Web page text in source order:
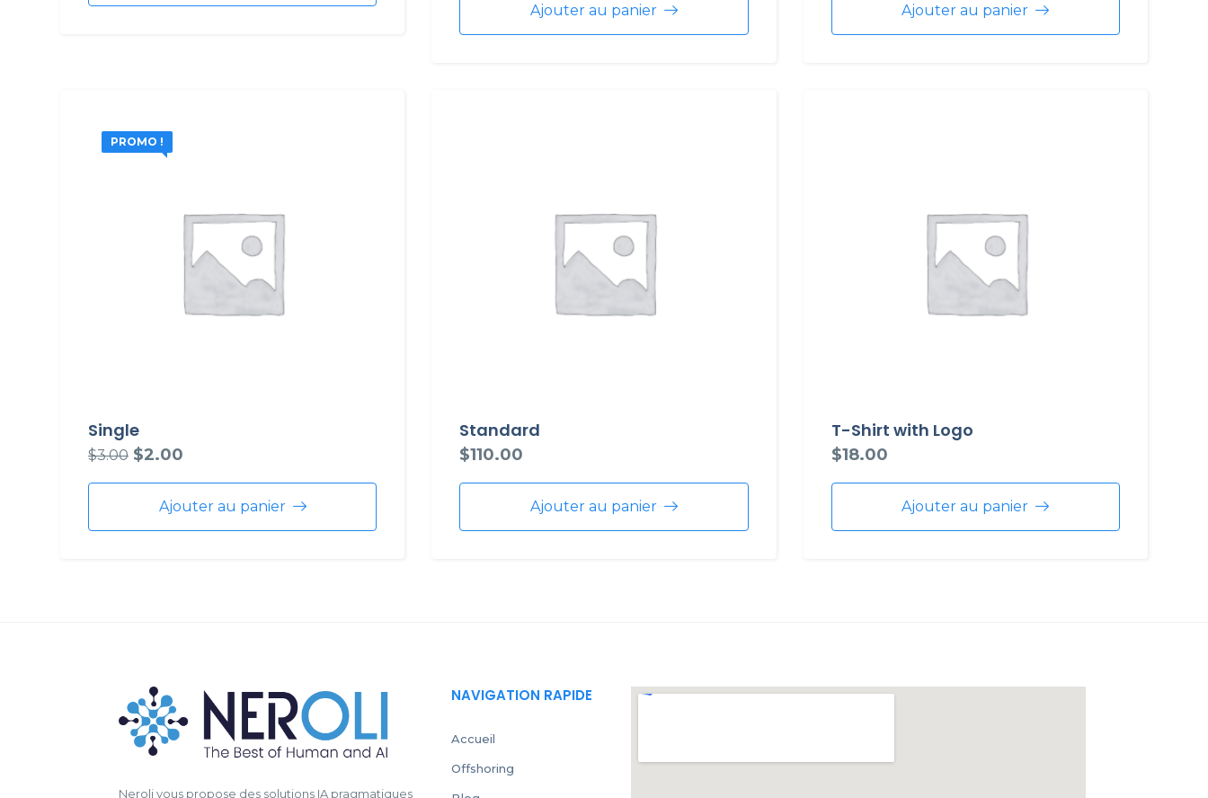
Ajouter au panier Ajouter au panier
PROMO !
Single
$3.00 $2.00
Ajouter au panier
Standard
$110.00
Ajouter au panier
T-Shirt with Logo
$18.00
Ajouter au panier
Neroli vous propose des solutions IA pragmatiques
NAVIGATION RAPIDE
Accueil
Offshoring